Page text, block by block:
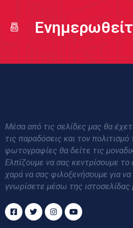
Μέσα από τις σελίδες μας θα
τις παραδόσεις και τον
φωτογραφίες θα δείτε τις
Ελπίζουμε να σας κεντρίσουμε
χαρά να σας φιλοξενήσουμε για
γνωρίσετε μέσω της ιστοσελίδας